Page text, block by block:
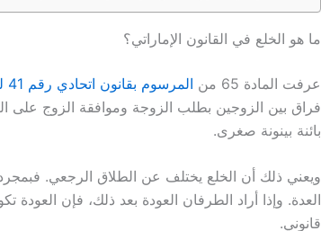
ما هو الخلع في القانون الإماراتي؟
عرفت المادة 65 من المرسوم بقانون اتحادي رقم 41 لسنة 2024 في شأن إصدار قانون الأحوال الشخصية
فراق بين الزوجين بطلب الزوجة وموافقة الزوج على
بائنة بينونة صغرى.
ويعني ذلك أن الخلع يختلف عن الطلاق الرجعي. فبمجرد
العدة. وإذا أراد الطرفان العودة بعد ذلك، فإن العودة
قانوني.